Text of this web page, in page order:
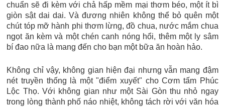
chuẩn sẽ đi kèm với chả hấp mềm mại thơm béo, một ít bì
giòn sật dai dai. Và đương nhiên không thể bỏ quên một
chút tóp mỡ hành phi thơm lừng, đồ chua, nước mắm chua
ngọt ăn kèm và một chén canh nóng hổi, thêm một ly sâm
bí đao nữa là mang đến cho bạn một bữa ăn hoàn hảo.
Không chỉ vậy, không gian hiện đại nhưng vẫn mang đậm
nét truyền thống là một "điểm xuyết" cho Cơm tấm Phúc
Lộc Thọ. Với không gian như một Sài Gòn thu nhỏ ngay
trong lòng thành phố náo nhiệt, không tách rời với văn hóa